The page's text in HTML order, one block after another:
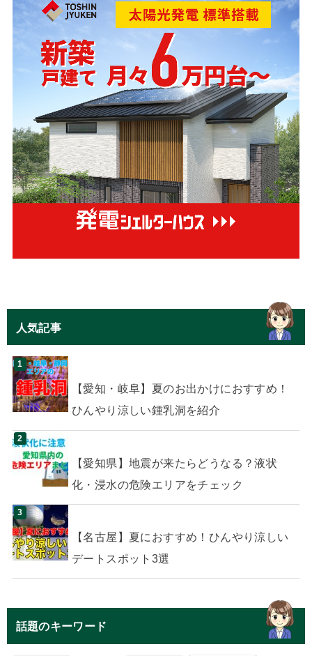
人気記事
【愛知・岐阜】夏のお出かけにおすすめ！
ひんやり涼しい鍾乳洞を紹介
【愛知県】地震が来たらどうなる？液状
化・浸水の危険エリアをチェック
【名古屋】夏におすすめ！ひんやり涼しい
デートスポット3選
話題のキーワード